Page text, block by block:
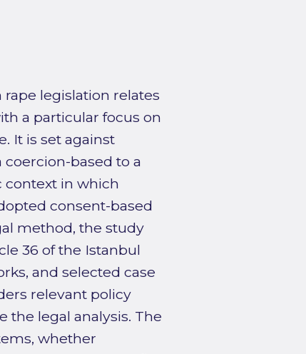
legislation relates
a particular focus on
It is set against
based to a
context in which
consent-based
method, the study
36 of the Istanbul
and selected case
relevant policy
the legal analysis. The
whether